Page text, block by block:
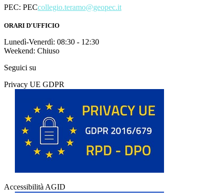
PEC: PECcollegio.teramo@geopec.it
ORARI D'UFFICIO
Lunedì-Venerdì: 08:30 - 12:30
Weekend: Chiuso
Seguici su
Privacy UE GDPR
Accessibilità AGID